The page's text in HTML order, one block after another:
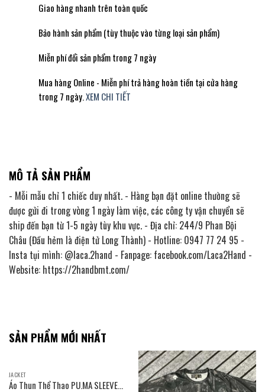
Giao hàng nhanh trên toàn quốc
Bảo hành sản phẩm (tùy thuộc vào từng loại sản phẩm)
Miễn phí đổi sản phẩm trong 7 ngày
Mua hàng Online - Miễn phí trả hàng hoàn tiền tại cửa hàng
trong 7 ngày.XEM CHI TIẾT
MÔ TẢ SẢN PHẨM
- Mỗi mẫu chỉ 1 chiếc duy nhất. - Hàng bạn đặt online thường sẽ
được gửi đi trong vòng 1 ngày làm việc, các công ty vận chuyển sẽ
ship đến bạn từ 1-5 ngày tùy khu vực. - Địa chỉ: 244/9 Phan Bội
Châu (Đầu hẻm là điện tử Long Thành) - Hotline: 0947 77 24 95 -
Insta tụi mình: @laca.2hand - Fanpage: facebook.com/Laca2Hand -
Website: https://2handbmt.com/
SẢN PHẨM MỚI NHẤT
JACKET
Áo Thun Thể Thao PU.MA SLEEVE